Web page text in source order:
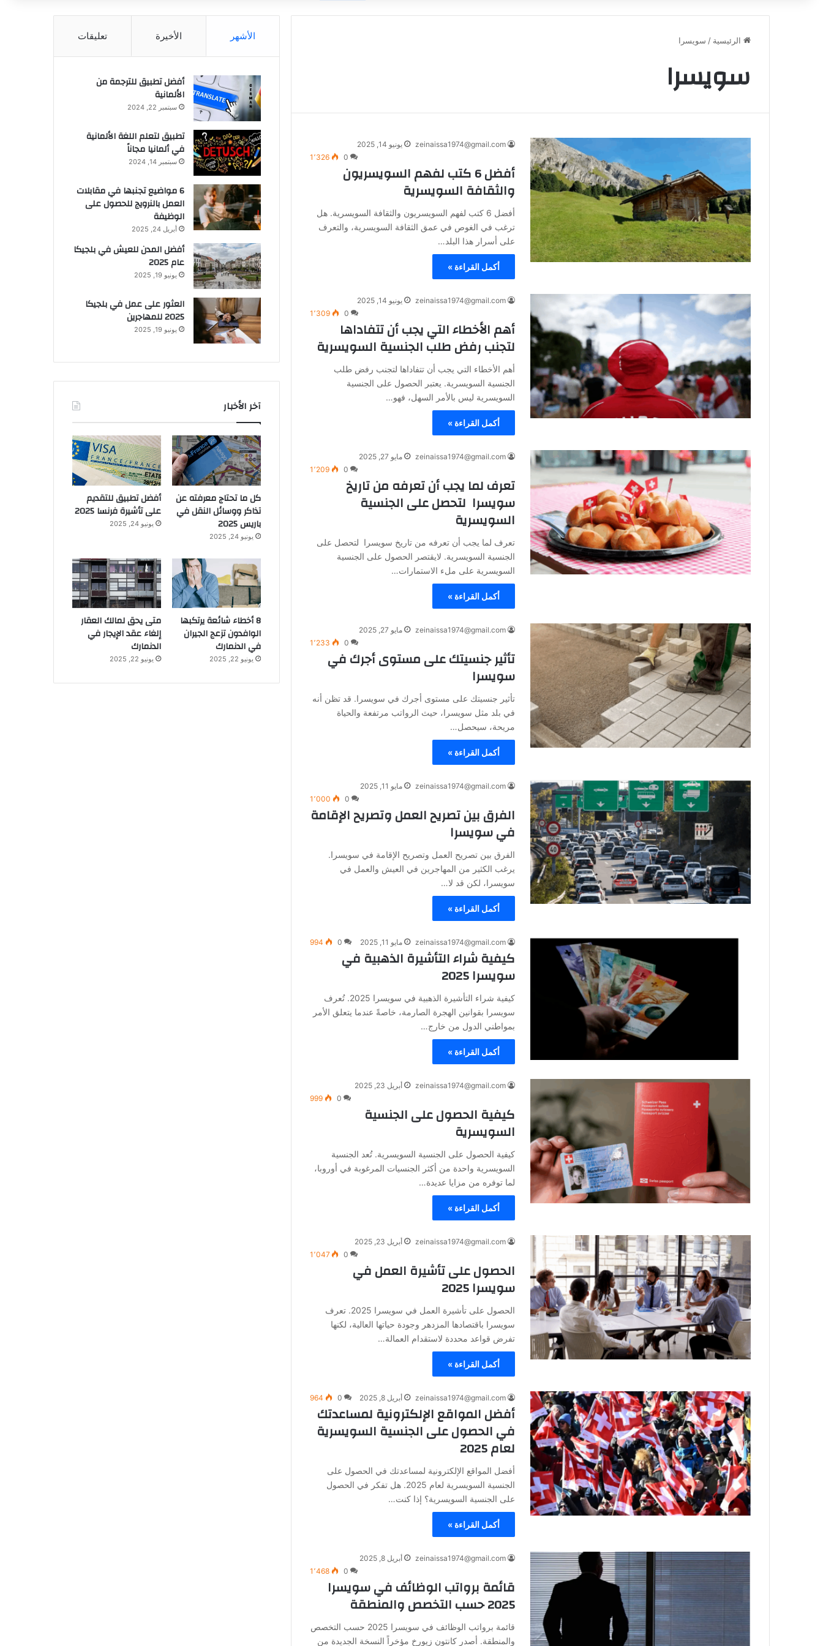
الرئيسية / سويسرا
سويسرا
zeinaissa1974@gmail.com
يونيو 14, 2025
0
1٬326
أفضل 6 كتب لفهم السويسريون
والثقافة السويسرية
أفضل 6 كتب لفهم السويسريون والثقافة السويسرية. هل
ترغب في الغوص في عمق الثقافة السويسرية، والتعرف
على أسرار هذا البلد…
أكمل القراءة »
zeinaissa1974@gmail.com
يونيو 14, 2025
0
1٬309
أهم الأخطاء التي يجب أن تتفاداها
لتجنب رفض طلب الجنسية السويسرية
أهم الأخطاء التي يجب أن تتفاداها لتجنب رفض طلب
الجنسية السويسرية. يعتبر الحصول على الجنسية
السويسرية ليس بالأمر السهل، فهو…
أكمل القراءة »
zeinaissa1974@gmail.com
مايو 27, 2025
0
1٬209
تعرف لما يجب أن تعرفه من تاريخ
سويسرا لتحصل على الجنسية
السويسرية
تعرف لما يجب أن تعرفه من تاريخ سويسرا لتحصل على
الجنسية السويسرية. لايقتصر الحصول على الجنسية
السويسرية على ملء الاستمارات…
أكمل القراءة »
zeinaissa1974@gmail.com
مايو 27, 2025
0
1٬233
تأثير جنسيتك على مستوى أجرك في
سويسرا
تأثير جنسيتك على مستوى أجرك في سويسرا. قد تظن أنه
في بلد مثل سويسرا، حيث الرواتب مرتفعة والحياة
مريحة، سيحصل…
أكمل القراءة »
zeinaissa1974@gmail.com
مايو 11, 2025
0
1٬000
الفرق بين تصريح العمل وتصريح الإقامة
في سويسرا
الفرق بين تصريح العمل وتصريح الإقامة في سويسرا.
يرغب الكثير من المهاجرين في العيش والعمل في
سويسرا، لكن قد لا…
أكمل القراءة »
zeinaissa1974@gmail.com مايو 11, 2025 0
994
كيفية شراء التأشيرة الذهبية في
سويسرا 2025
كيفية شراء التأشيرة الذهبية في سويسرا 2025. تُعرف
سويسرا بقوانين الهجرة الصارمة، خاصةً عندما يتعلق الأمر
بمواطني الدول من خارج…
أكمل القراءة »
zeinaissa1974@gmail.com
أبريل 23, 2025
0
999
كيفية الحصول على الجنسية
السويسرية
كيفية الحصول على الجنسية السويسرية. تُعد الجنسية
السويسرية واحدة من أكثر الجنسيات المرغوبة في أوروبا،
لما توفره من مزايا عديدة…
أكمل القراءة »
zeinaissa1974@gmail.com
أبريل 23, 2025
0
1٬047
الحصول على تأشيرة العمل في
سويسرا 2025
الحصول على تأشيرة العمل في سويسرا 2025. تعرف
سويسرا باقتصادها المزدهر وجودة حياتها العالية، لكنها
تفرض قواعد محددة لاستقدام العمالة…
أكمل القراءة »
zeinaissa1974@gmail.com أبريل 8, 2025 0
964
أفضل المواقع الإلكترونية لمساعدتك
في الحصول على الجنسية السويسرية
لعام 2025
أفضل المواقع الإلكترونية لمساعدتك في الحصول على
الجنسية السويسرية لعام 2025. هل تفكر في الحصول
على الجنسية السويسرية؟ إذا كنت…
أكمل القراءة »
zeinaissa1974@gmail.com
أبريل 8, 2025
0
1٬468
قائمة برواتب الوظائف في سويسرا
2025 حسب التخصص والمنطقة
قائمة برواتب الوظائف في سويسرا 2025 حسب التخصص
والمنطقة. أصدر كانتون زيورخ مؤخراً النسخة الجديدة من
الأشهر الأخيرة تعليقات
أفضل تطبيق للترجمة من
الألمانية
سبتمبر 22, 2024
تطبيق لتعلم اللغة الألمانية
في ألمانيا مجاناً
سبتمبر 14, 2024
6 مواضيع تجنبها في مقابلات
العمل بالنرويج للحصول على
الوظيفة
أبريل 24, 2025
أفضل المدن للعيش في بلجيكا
عام 2025
يونيو 19, 2025
العثور على عمل في بلجيكا
2025 للمهاجرين
يونيو 19, 2025
آخر الأخبار
كل ما تحتاج معرفته عن
تذاكر ووسائل النقل في
باريس 2025
يونيو 24, 2025
أفضل تطبيق للتقديم
على تأشيرة فرنسا 2025
يونيو 24, 2025
8 أخطاء شائعة يرتكبها
الوافدون تزعج الجيران
في الدنمارك
يونيو 22, 2025
متى يحق لمالك العقار
إلغاء عقد الإيجار في
الدنمارك
يونيو 22, 2025